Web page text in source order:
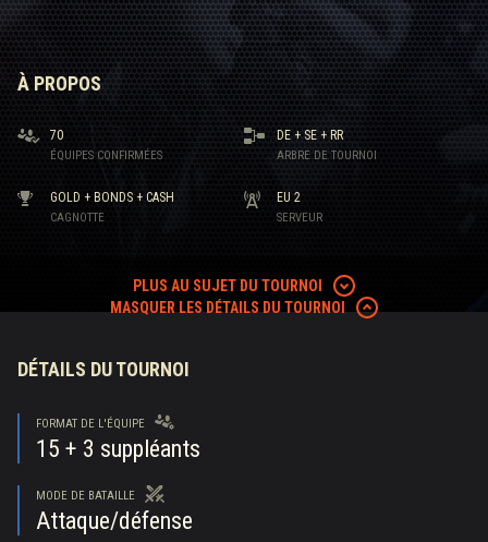
À PROPOS
70
ÉQUIPES CONFIRMÉES
DE + SE + RR
ARBRE DE TOURNOI
GOLD + BONDS + CASH
CAGNOTTE
EU 2
SERVEUR
PLUS AU SUJET DU TOURNOI
MASQUER LES DÉTAILS DU TOURNOI
DÉTAILS DU TOURNOI
FORMAT DE L'ÉQUIPE
15 + 3 suppléants
MODE DE BATAILLE
Attaque/défense